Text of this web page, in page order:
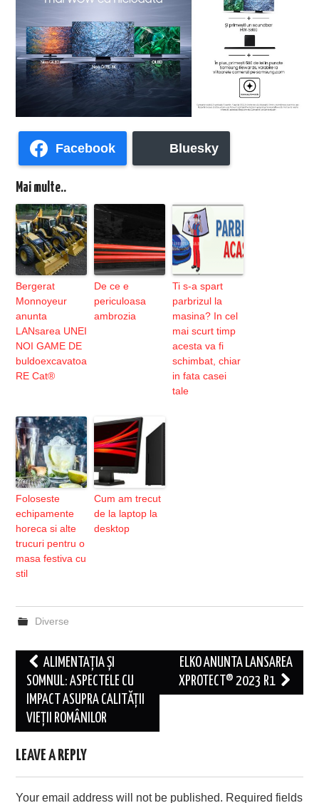
Facebook Bluesky
Mai multe..
Bergerat
Monnoyeur
anunta
LANsarea UNEI
NOI GAME DE
buldoexcavatoa
RE Cat®
De ce e
periculoasa
ambrozia
Ti s-a spart
parbrizul la
masina? In cel
mai scurt timp
acesta va fi
schimbat, chiar
in fata casei
tale
Foloseste
echipamente
horeca si alte
trucuri pentru o
masa festiva cu
stil
Cum am trecut
de la laptop la
desktop
Diverse
Post
navigation
ALIMENTAȚIA ȘI
SOMNUL: ASPECTELE CU
IMPACT ASUPRA CALITĂȚII
VIEȚII ROMÂNILOR
ELKO ANUNTA LANSAREA
XPROTECT® 2023 R1
LEAVE A REPLY
Your email address will not be published. Required fields